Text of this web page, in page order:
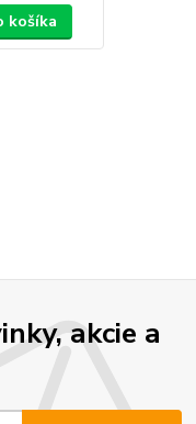
košíka
akcie a